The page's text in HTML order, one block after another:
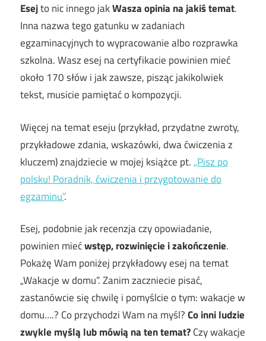
Esejto nic innego jakWasza opinia na jakiś temat.
Inna nazwa tego gatunku w zadaniach
egzaminacyjnych to wypracowanie albo rozprawka
szkolna. Wasz esej na certyfikacie powinien mieć
około 170 słów i jak zawsze, pisząc jakikolwiek
tekst, musicie pamiętać o kompozycji.
Więcej na temat eseju (przykład, przydatne zwroty,
przykładowe zdania, wskazówki, dwa ćwiczenia z
kluczem) znajdziecie w mojej książce pt.„Pisz po
polsku! Poradnik, ćwiczenia i przygotowanie do
egzaminu”.
Esej, podobnie jak recenzja czy opowiadanie,
powinien miećwstęp, rozwinięcie i zakończenie.
Pokażę Wam poniżej przykładowy esej na temat
„Wakacje w domu”. Zanim zaczniecie pisać,
zastanówcie się chwilę i pomyślcie o tym: wakacje w
domu….? Co przychodzi Wam na myśl?Co inni ludzie
zwykle myślą lub mówią na ten temat?Czy wakacje